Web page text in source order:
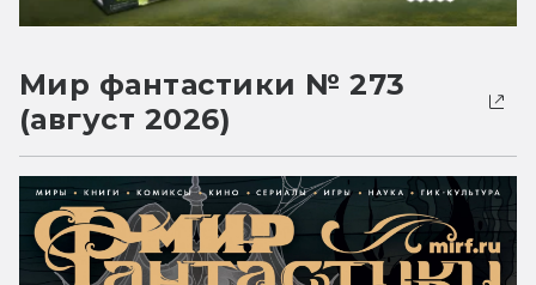
Мир фантастики № 273
(август 2026)